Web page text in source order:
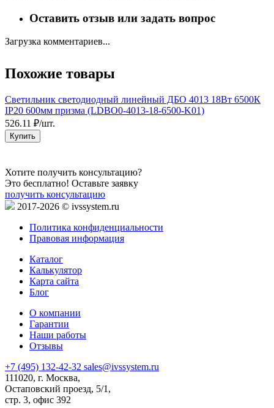
Оставить отзыв или задать вопрос
Загрузка комментариев...
Похожие товары
Светильник светодиодный линейный ДБО 4013 18Вт 6500К
IP20 600мм призма (LDBO0-4013-18-6500-K01)
526.11 ₽/шт.
Купить
Хотите получить консультацию?
Это бесплатно! Оставьте заявку
получить консультацию
2017-2026 © ivssystem.ru
Политика конфиденциальности
Правовая информация
Каталог
Калькулятор
Карта сайта
Блог
О компании
Гарантии
Наши работы
Отзывы
+7 (495) 132-42-32 sales@ivssystem.ru
111020, г. Москва,
Остаповский проезд, 5/1,
стр. 3, офис 392